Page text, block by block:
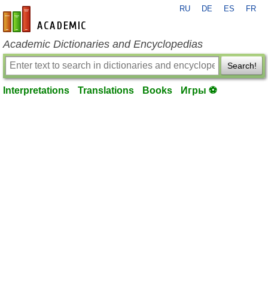
en-academic.com
RU DE ES FR
Academic Dictionaries and Encyclopedias
Search!
Interpretations Translations Books Игры ⚽